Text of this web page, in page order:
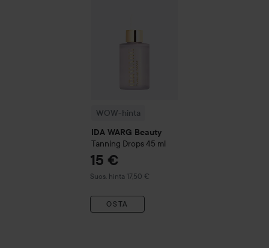
WOW-hinta
IDA WARG Beauty
Tanning Drops45 ml
15 €
Suos. hinta 17,50 €
Suositeltu hinta 17,50 €
OSTA